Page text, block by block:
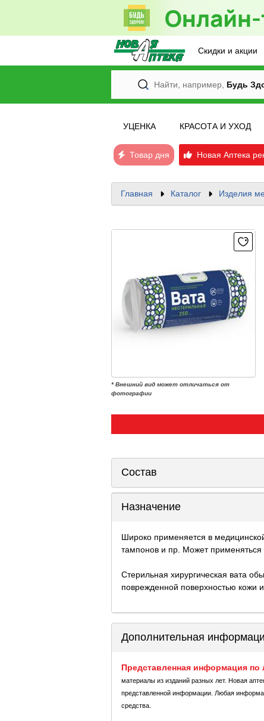
Скидки и акции
Найти, например, Будь
УЦЕНКА КРАСОТА И УХОД
Товар дня Новая Аптека
Главная Каталог Изделия
* Внешний вид может отличаться от
фотографии
Состав
Назначение
Широко применяется в
тампонов и пр. Может применяться
Стерильная хирургическая вата
поврежденной поверхностью кожи
Дополнительная
Представленная информация по
материалы из изданий разных лет. Новая
представленной информации. Любая
средства.